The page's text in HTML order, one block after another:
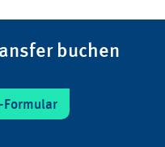
buchen
Formular